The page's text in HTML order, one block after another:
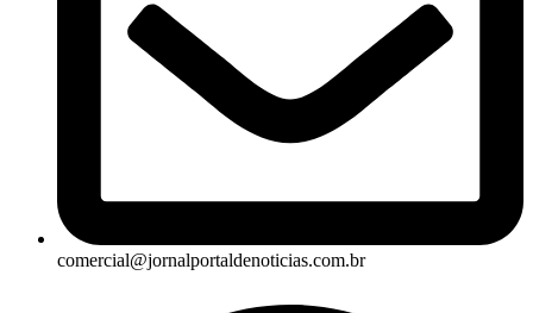
comercial@jornalportaldenoticias.com.br